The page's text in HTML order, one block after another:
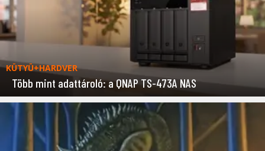
KÜTYÜ+HARDVER
Több mint adattároló: a QNAP TS-473A NAS